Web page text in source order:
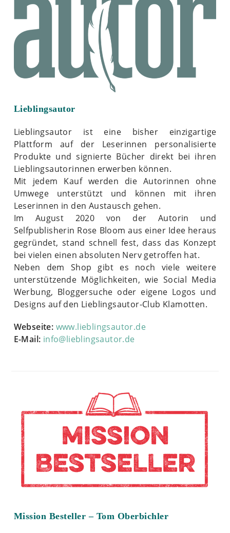
Lieblingsautor
Lieblingsautor ist eine bisher einzigartige
Plattform auf der Leserinnen personalisierte
Produkte und signierte Bücher direkt bei ihren
Lieblingsautorinnen erwerben können.
Mit jedem Kauf werden die Autorinnen ohne
Umwege unterstützt und können mit ihren
Leserinnen in den Austausch gehen.
Im August 2020 von der Autorin und
Selfpublisherin Rose Bloom aus einer Idee heraus
gegründet, stand schnell fest, dass das Konzept
bei vielen einen absoluten Nerv getroffen hat.
Neben dem Shop gibt es noch viele weitere
unterstützende Möglichkeiten, wie Social Media
Werbung, Bloggersuche oder eigene Logos und
Designs auf den Lieblingsautor-Club Klamotten.
Webseite: www.lieblingsautor.de
E-Mail: info@lieblingsautor.de
Mission Besteller – Tom Oberbichler